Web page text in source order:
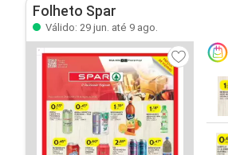
Folheto Spar
Válido: 29 jun. até 9 ago.